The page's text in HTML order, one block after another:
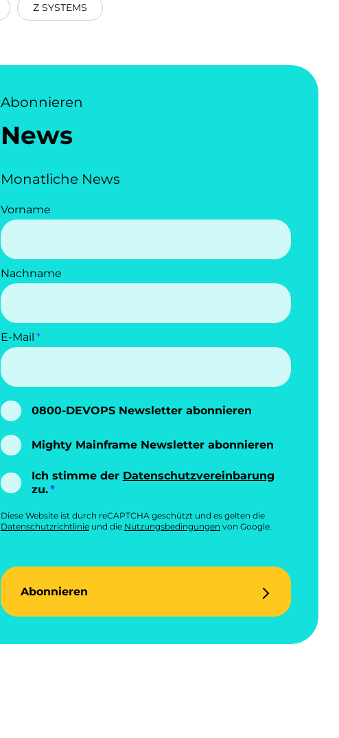
Z SYSTEMS
Abonnieren
News
Monatliche News
Vorname
Nachname
E-Mail
0800-DEVOPS Newsletter abonnieren
Mighty Mainframe Newsletter abonnieren
Ich stimme der Datenschutzvereinbarung
zu.
Diese Website ist durch reCAPTCHA geschützt und es gelten die
Datenschutzrichtlinieund die Nutzungsbedingungen von Google.
Abonnieren